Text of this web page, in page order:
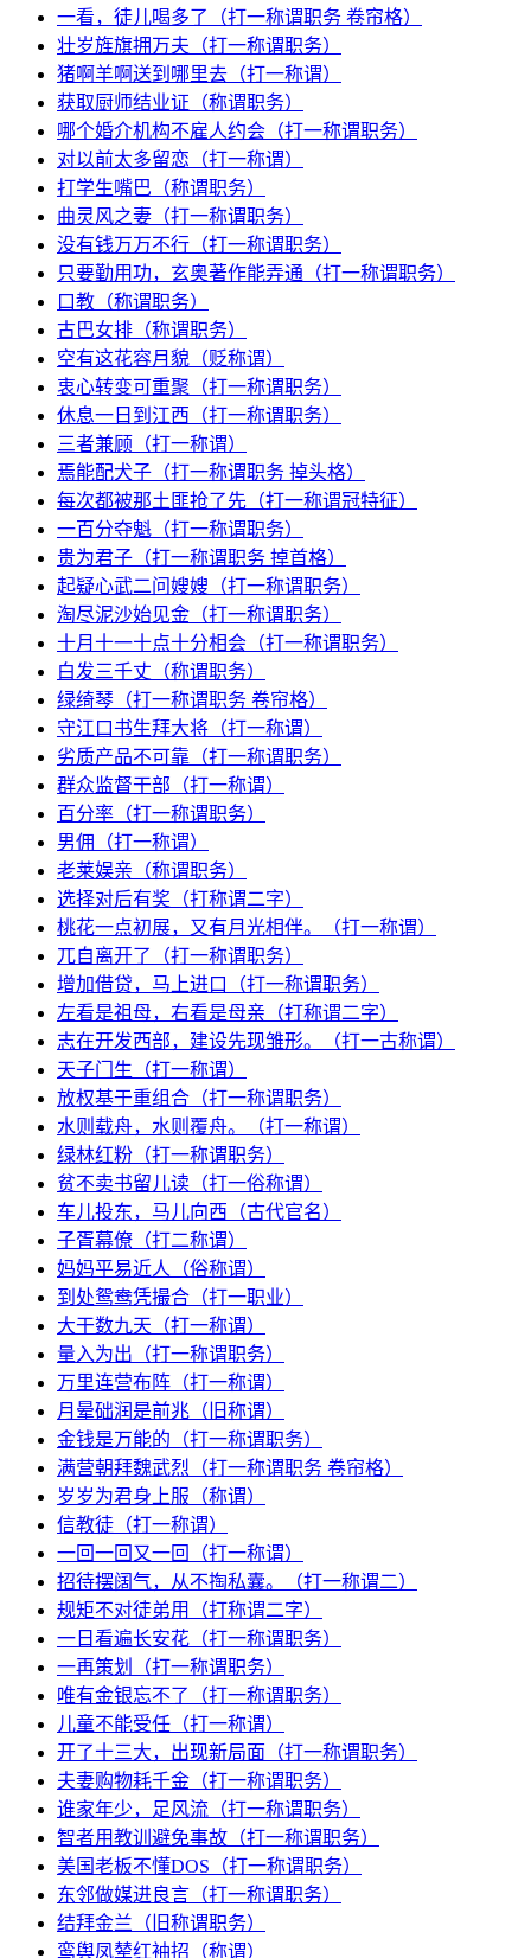
一看，徒儿喝多了（打一称谓职务 卷帘格）
壮岁旌旗拥万夫（打一称谓职务）
猪啊羊啊送到哪里去（打一称谓）
获取厨师结业证（称谓职务）
哪个婚介机构不雇人约会（打一称谓职务）
对以前太多留恋（打一称谓）
打学生嘴巴（称谓职务）
曲灵风之妻（打一称谓职务）
没有钱万万不行（打一称谓职务）
只要勤用功，玄奥著作能弄通（打一称谓职务）
口教（称谓职务）
古巴女排（称谓职务）
空有这花容月貌（贬称谓）
衷心转变可重聚（打一称谓职务）
休息一日到江西（打一称谓职务）
三者兼顾（打一称谓）
焉能配犬子（打一称谓职务 掉头格）
每次都被那土匪抢了先（打一称谓冠特征）
一百分夺魁（打一称谓职务）
贵为君子（打一称谓职务 掉首格）
起疑心武二问嫂嫂（打一称谓职务）
淘尽泥沙始见金（打一称谓职务）
十月十一十点十分相会（打一称谓职务）
白发三千丈（称谓职务）
绿绮琴（打一称谓职务 卷帘格）
守江口书生拜大将（打一称谓）
劣质产品不可靠（打一称谓职务）
群众监督干部（打一称谓）
百分率（打一称谓职务）
男佣（打一称谓）
老莱娱亲（称谓职务）
选择对后有奖（打称谓二字）
桃花一点初展，又有月光相伴。（打一称谓）
兀自离开了（打一称谓职务）
增加借贷，马上进口（打一称谓职务）
左看是祖母，右看是母亲（打称谓二字）
志在开发西部，建设先现雏形。（打一古称谓）
天子门生（打一称谓）
放权基于重组合（打一称谓职务）
水则载舟，水则覆舟。（打一称谓）
绿林红粉（打一称谓职务）
贫不卖书留儿读（打一俗称谓）
车儿投东，马儿向西（古代官名）
子胥幕僚（打二称谓）
妈妈平易近人（俗称谓）
到处鸳鸯凭撮合（打一职业）
大干数九天（打一称谓）
量入为出（打一称谓职务）
万里连营布阵（打一称谓）
月晕础润是前兆（旧称谓）
金钱是万能的（打一称谓职务）
满营朝拜魏武烈（打一称谓职务 卷帘格）
岁岁为君身上服（称谓）
信教徒（打一称谓）
一回一回又一回（打一称谓）
招待摆阔气，从不掏私囊。（打一称谓二）
规矩不对徒弟用（打称谓二字）
一日看遍长安花（打一称谓职务）
一再策划（打一称谓职务）
唯有金银忘不了（打一称谓职务）
儿童不能受任（打一称谓）
开了十三大，出现新局面（打一称谓职务）
夫妻购物耗千金（打一称谓职务）
谁家年少，足风流（打一称谓职务）
智者用教训避免事故（打一称谓职务）
美国老板不懂DOS（打一称谓职务）
东邻做媒进良言（打一称谓职务）
结拜金兰（旧称谓职务）
鸾舆凤辇红袖招（称谓）